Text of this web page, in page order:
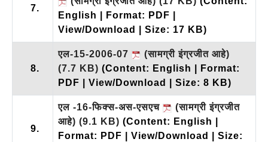
7.
English | Format: PDF |
View/Download | Size: 17 KB)
8.
एल-15-2006-07
(सामग्री इंग्रजीत आहे)
(7.7 KB) (Content: English | Format:
PDF | View/Download | Size: 8 KB)
9.
एल -16-फिक्स-अस-एसएच
(सामग्री इंग्रजीत
आहे) (9.1 KB) (Content: English |
Format: PDF | View/Download | Size: